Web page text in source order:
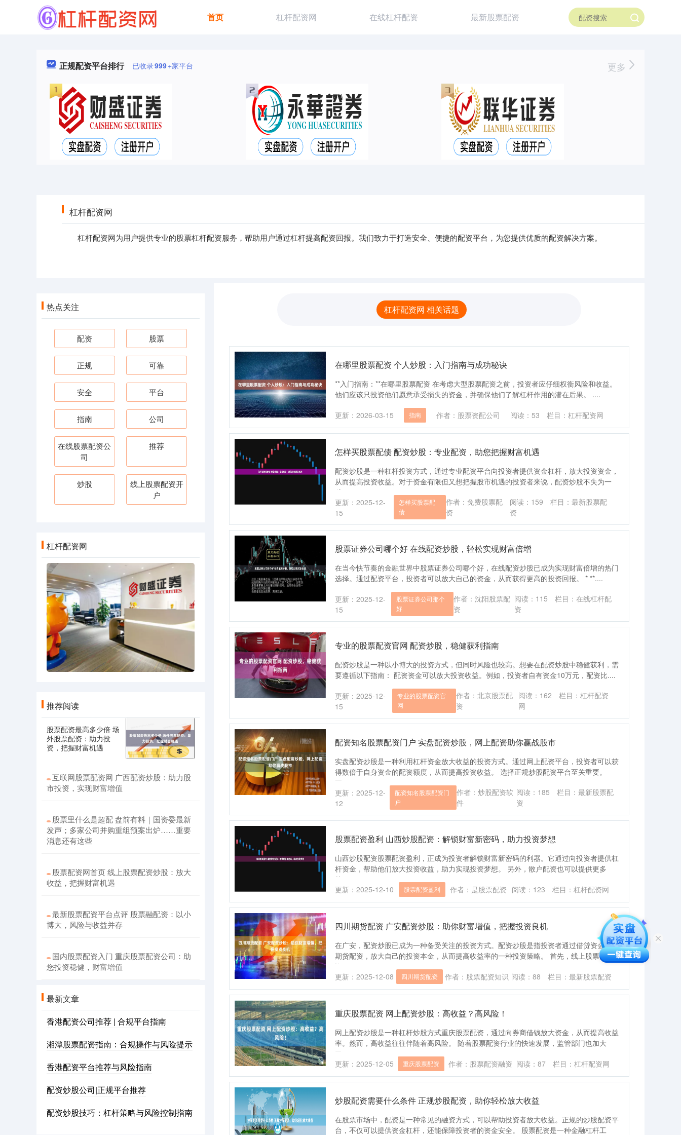
首页 杠杆配资网 在线杠杆配资 最新股票配资
正规配资平台排行 已收录999+家平台 更多
杠杆配资网
杠杆配资网为用户提供专业的股票杠杆配资服务，帮助用户通过杠杆提高配资回报。我们致力于打造安全、便捷的配资平台，为您提供优质的配资解决方案。
杠杆配资网 相关话题
在哪里股票配资 个人炒股：入门指南与成功秘诀
**入门指南：**在哪里股票配资 在考虑大型股票配资之前，投资者应仔细权衡风险和收益。
他们应该只投资他们愿意承受损失的资金，并确保他们了解杠杆作用的潜在后果。 ....
更新：2026-03-15 指南 作者：股票资配公司 阅读： 53 栏目： 杠杆配资网
怎样买股票配债 配资炒股：专业配资，助您把握财富机遇
配资炒股是一种杠杆投资方式，通过专业配资平台向投资者提供资金杠杆，放大投资资金，
从而提高投资收益。对于资金有限但又想把握股市机遇的投资者来说，配资炒股不失为一
种....
更新：2025-12-
15
怎样买股票配
债
作者：免费股票配
资
阅读： 159 栏目： 最新股票配
资
股票证券公司哪个好 在线配资炒股，轻松实现财富倍增
在当今快节奏的金融世界中股票证券公司哪个好，在线配资炒股已成为实现财富倍增的热门
选择。通过配资平台，投资者可以放大自己的资金，从而获得更高的投资回报。 * **....
更新：2025-12-
15
股票证券公司那个
好
作者：沈阳股票配
资
阅读： 115 栏目： 在线杠杆配
资
专业的股票配资官网 配资炒股，稳健获利指南
配资炒股是一种以小博大的投资方式，但同时风险也较高。想要在配资炒股中稳健获利，需
要遵循以下指南： 配资资金可以放大投资收益。例如，投资者自有资金10万元，配资比....
更新：2025-12-
15
专业的股票配资官
网
作者：北京股票配
资
阅读： 162 栏目：杠杆配资
网
配资知名股票配资门户 实盘配资炒股，网上配资助你赢战股市
实盘配资炒股是一种利用杠杆资金放大收益的投资方式。通过网上配资平台，投资者可以获
得数倍于自身资金的配资额度，从而提高投资收益。 选择正规炒股配资平台至关重要。
正....
更新：2025-12-
12
配资知名股票配资门
户
作者：炒股配资软
件
阅读： 185 栏目：最新股票配
资
股票配资盈利 山西炒股配资：解锁财富新密码，助力投资梦想
山西炒股配资股票配资盈利，正成为投资者解锁财富新密码的利器。它通过向投资者提供杠
杆资金，帮助他们放大投资收益，助力实现投资梦想。 另外，散户配资也可以提供更多
的....
更新：2025-12-10
股票配资盈利 作者：是股票配资 阅读： 123 栏目： 杠杆配资网
四川期货配资 广安配资炒股：助你财富增值，把握投资良机
在广安，配资炒股已成为一种备受关注的投资方式。配资炒股是指投资者通过借贷资金四川
期货配资，放大自己的投资本金，从而提高收益率的一种投资策略。 首先，线上股票配
资....
更新：2025-12-08
四川期货配资 作者：股票配资知识 阅读： 88 栏目： 最新股票配资
重庆股票配资 网上配资炒股：高收益？高风险！
网上配资炒股是一种杠杆炒股方式重庆股票配资，通过向券商借钱放大资金，从而提高收益
率。然而，高收益往往伴随着高风险。 随着股票配资行业的快速发展，监管部门也加大
了....
更新：2025-12-05
重庆股票配资 作者：股票配资融资 阅读： 87 栏目： 杠杆配资网
炒股配资需要什么条件 正规炒股配资，助你轻松放大收益
在股票市场中，配资是一种常见的融资方式，可以帮助投资者放大收益。正规的炒股配资平
台，不仅可以提供资金杠杆，还能保障投资者的资金安全。 股票配资是一种金融杠杆工
热点关注
配资 股票
正规 可靠
安全 平台
指南 公司
在线股票配资公
司
推荐
炒股
线上股票配资开
户
杠杆配资网
推荐阅读
股票配资最高多少倍 场
外股票配资：助力投
资，把握财富机遇
互联网股票配资网 广西配资炒股：助力股
市投资，实现财富增值
股票里什么是超配 盘前有料｜国资委最新
发声；多家公司并购重组预案出炉……重要
消息还有这些
股票配资网首页 线上股票配资炒股：放大
收益，把握财富机遇
最新股票配资平台点评 股票融配资：以小
博大，风险与收益并存
国内股票配资入门 重庆股票配资公司：助
您投资稳健，财富增值
最新文章
香港配资公司推荐 | 合规平台指南
湘潭股票配资指南：合规操作与风险提示
香港配资平台推荐与风险指南
配资炒股公司|正规平台推荐
配资炒股技巧：杠杆策略与风险控制指南